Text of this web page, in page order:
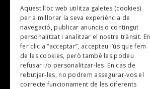
TV
Plans per fer
Revistes
SUBSCRIU-TE A LA NOSTRA NEWSLETTER!
Aquest lloc web utilitza galetes (cookies)
per a millorar la seva experiència de
navegació, publicar anuncis o contingut
personalitzat i analitzar el nostre trànsit. En
fer clic a “acceptar”, accepteu l’ús que fem
de les cookies, però també les podeu
refusar i/o personalitzar-les. En cas de
rebutjar-les, no podrem assegurar-vos el
correcte funcionament de les diferents